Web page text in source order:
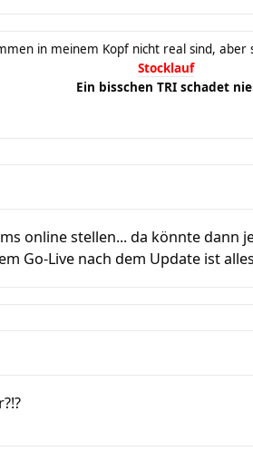
in meinem Kopf nicht real sind, aber
Stocklauf
Ein bisschen TRI schadet
online stellen... da könnte dann
Go-Live nach dem Update ist